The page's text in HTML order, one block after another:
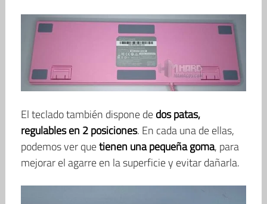
El teclado también dispone dedos patas,
regulables en 2 posiciones. En cada una de ellas,
podemos ver quetienen una pequeña goma, para
mejorar el agarre en la superficie y evitar dañarla.